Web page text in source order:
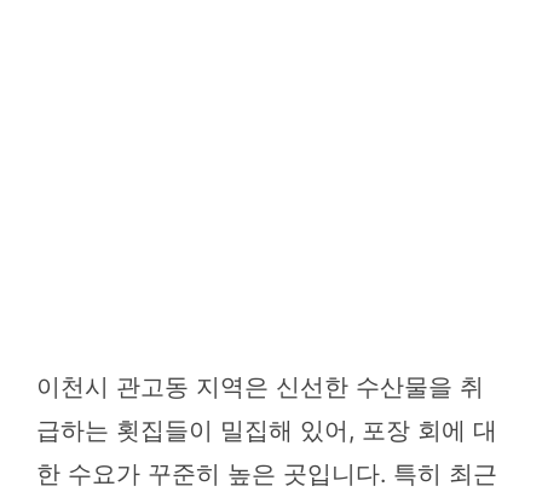
이천시 관고동 지역은 신선한 수산물을 취
급하는 횟집들이 밀집해 있어, 포장 회에 대
한 수요가 꾸준히 높은 곳입니다. 특히 최근